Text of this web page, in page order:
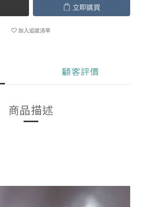
立即購買
加入追蹤清單
顧客評價
商品描述